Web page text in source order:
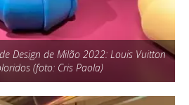
Design de Milão 2022: Louis Vuitton
(foto: Cris Paola)